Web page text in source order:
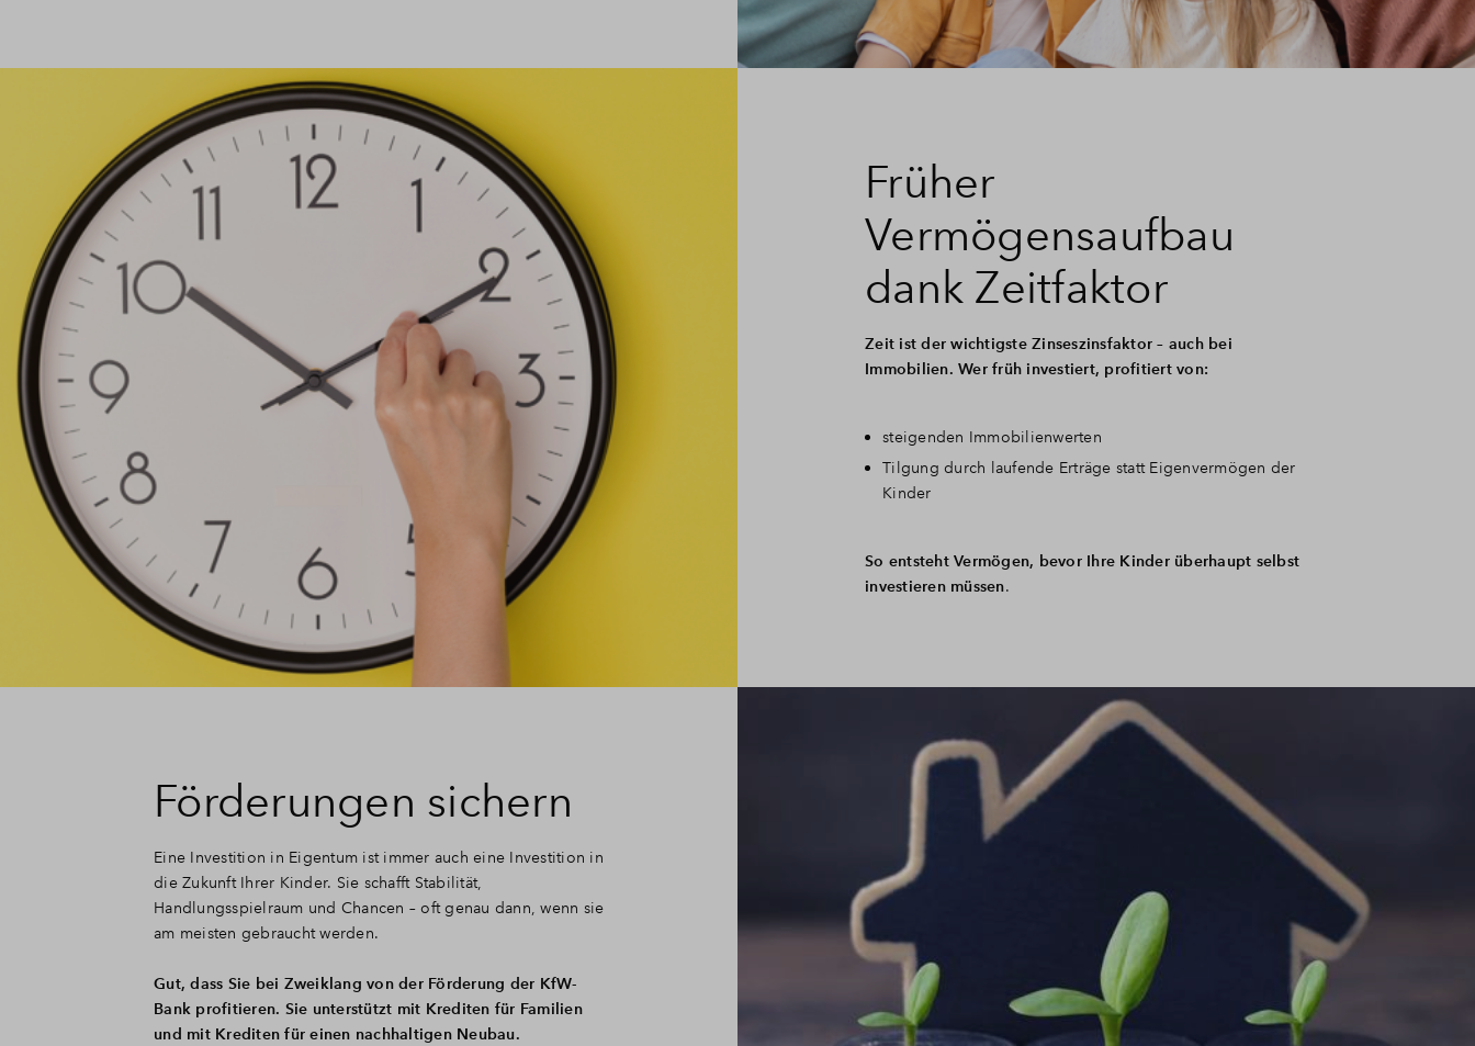
Früher
Vermögensaufbau
dank Zeitfaktor
Zeit ist der wichtigste Zinseszinsfaktor – auch bei
Immobilien. Wer früh investiert, profitiert von:
steigenden Immobilienwerten
Tilgung durch laufende Erträge statt Eigenvermögen der
Kinder
So entsteht Vermögen, bevor Ihre Kinder überhaupt selbst
investieren müssen.
Förderungen sichern
Eine Investition in Eigentum ist immer auch eine Investition in
die Zukunft Ihrer Kinder. Sie schafft Stabilität,
Handlungsspielraum und Chancen – oft genau dann, wenn sie
am meisten gebraucht werden.
Gut, dass Sie bei Zweiklang von der Förderung der KfW-
Bank profitieren. Sie unterstützt mit Krediten für Familien
und mit Krediten für einen nachhaltigen Neubau.